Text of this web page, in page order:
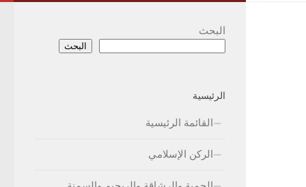
البحث
البحث
الرئيسية
القائمة الرئيسية
الركن الإسلامي